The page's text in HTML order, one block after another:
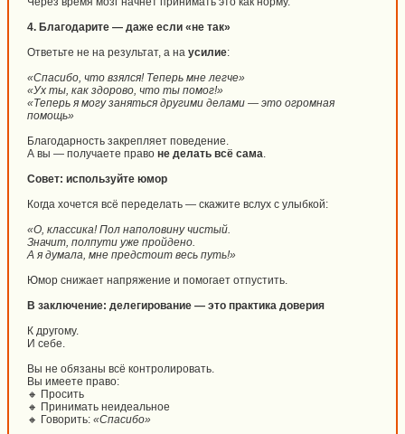
4. Благодарите — даже если «не так»
Ответьте не на результат, а на усилие:
«Спасибо, что взялся! Теперь мне легче»
«Ух ты, как здорово, что ты помог!»
«Теперь я могу заняться другими делами — это огромная
помощь»
Благодарность закрепляет поведение.
А вы — получаете право не делать всё сама
Совет: используйте юмор
Когда хочется всё переделать — скажите вслух с улыбкой:
«О, классика! Пол наполовину чистый.
Значит, полпути уже пройдено.
А я думала, мне предстоит весь путь!»
Юмор снижает напряжение и помогает отпустить.
В заключение: делегирование — это практика доверия
К другому.
И себе.
Вы не обязаны всё контролировать.
Вы имеете право:
🔸 Просить
🔸 Принимать неидеальное
🔸 Говорить: «Спасибо»